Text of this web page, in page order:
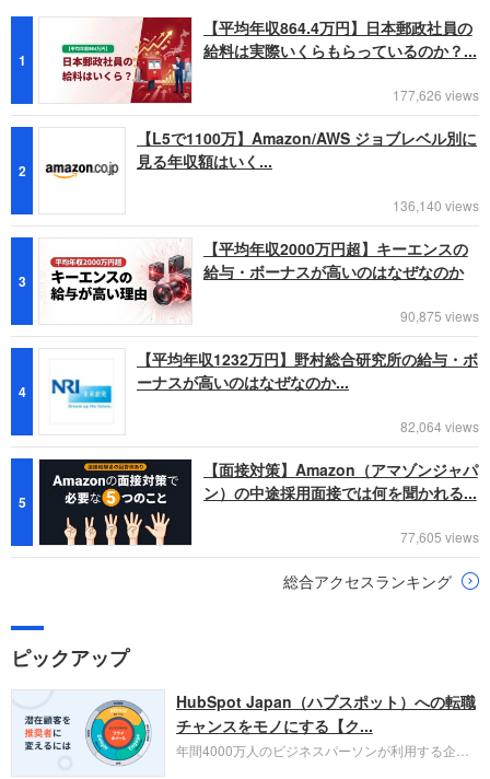
1
【平均年収864.4万円】日本郵政社員の
給料は実際いくらもらっているのか？...
177,626 views
2
【L5で1100万】Amazon/AWS ジョブレベル別に
見る年収額はいく...
136,140 views
3
【平均年収2000万円超】キーエンスの
給与・ボーナスが高いのはなぜなのか
90,875 views
4
【平均年収1232万円】野村総合研究所の給与・ボ
ーナスが高いのはなぜなのか...
82,064 views
5
【面接対策】Amazon（アマゾンジャパ
ン）の中途採用面接では何を聞かれる...
77,605 views
総合アクセスランキング
ピックアップ
HubSpot Japan（ハブスポット）への転職
チャンスをモノにする【ク...
年間4000万人のビジネスパーソンが利用する企業